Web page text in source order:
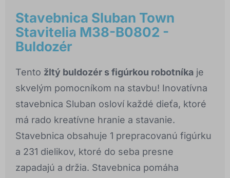
Stavebnica Sluban Town
Stavitelia M38-B0802 -
Buldozér
Tento žltý buldozér s figúrkou robotníka je
skvelým pomocníkom na stavbu! Inovatívna
stavebnica Sluban osloví každé dieťa, ktoré
má rado kreatívne hranie a stavanie.
Stavebnica obsahuje 1 prepracovanú figúrku
a 231 dielikov, ktoré do seba presne
zapadajú a držia. Stavebnica pomáha